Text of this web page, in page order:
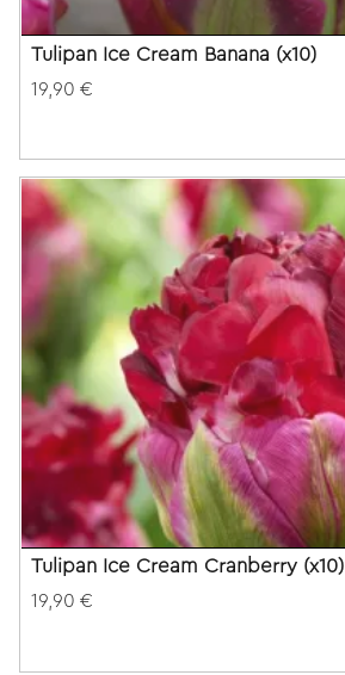
Tulipan Ice Cream Banana (x10)
19,90 €
Tulipan Ice Cream Cranberry (x10)
19,90 €